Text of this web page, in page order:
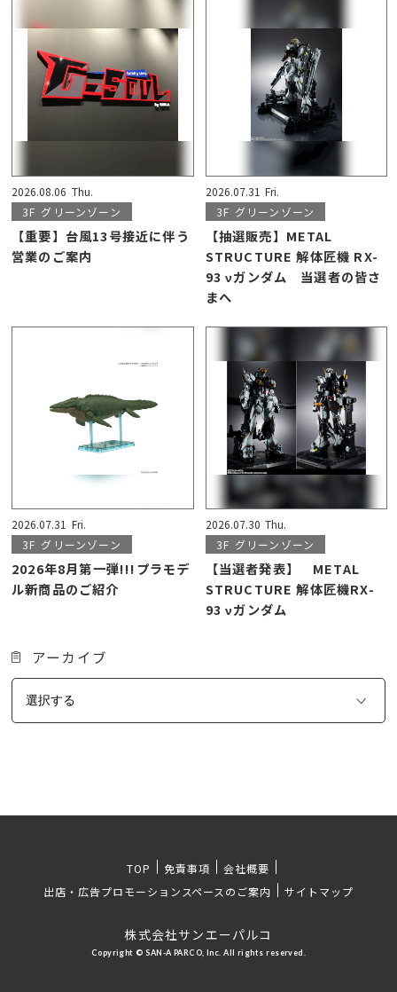
2026.08.06 Thu.
3F グリーンゾーン
【重要】台風13号接近に伴う
営業のご案内
2026.07.31 Fri.
3F グリーンゾーン
【抽選販売】METAL
STRUCTURE 解体匠機 RX-
93 νガンダム 当選者の皆さ
まへ
2026.07.31 Fri.
3F グリーンゾーン
2026年8月第一弾!!!プラモデ
ル新商品のご紹介
2026.07.30 Thu.
3F グリーンゾーン
【当選者発表】 METAL
STRUCTURE 解体匠機RX-
93 νガンダム
アーカイブ
TOP 免責事項
会社概要
出店・広告プロモーションスペースのご案内
サイトマップ
株式会社サンエーパルコ
Copyright © SAN-A PARCO, Inc. All rights reserved.